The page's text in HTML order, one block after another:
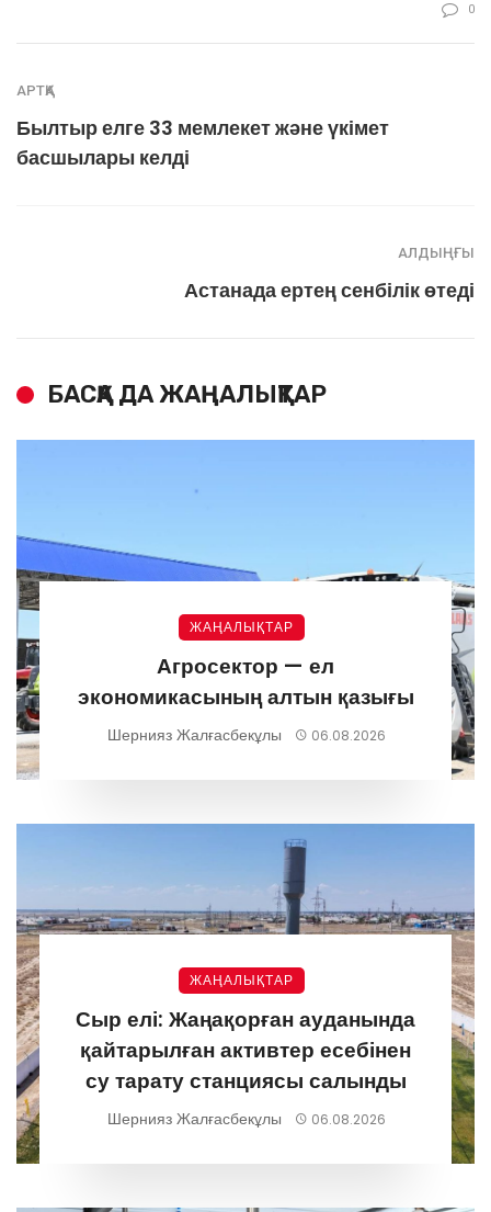
0
АРТҚА
Былтыр елге 33 мемлекет және үкімет
басшылары келді
АЛДЫҢҒЫ
Астанада ертең сенбілік өтеді
БАСҚА ДА ЖАҢАЛЫҚТАР
ЖАҢАЛЫҚТАР
Агросектор — ел
экономикасының алтын қазығы
Шернияз Жалғасбекұлы 06.08.2026
ЖАҢАЛЫҚТАР
Сыр елі: Жаңақорған ауданында
қайтарылған активтер есебінен
су тарату станциясы салынды
Шернияз Жалғасбекұлы 06.08.2026